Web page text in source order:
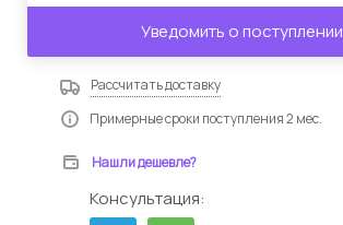
Уведомить о поступлении
Рассчитать доставку
Примерные сроки поступления 2 мес.
Нашли дешевле?
Консультация: